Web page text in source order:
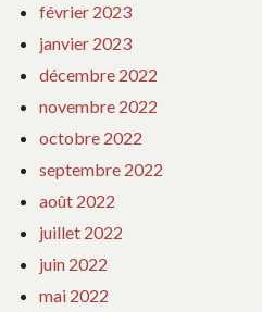
février 2023
janvier 2023
décembre 2022
novembre 2022
octobre 2022
septembre 2022
août 2022
juillet 2022
juin 2022
mai 2022